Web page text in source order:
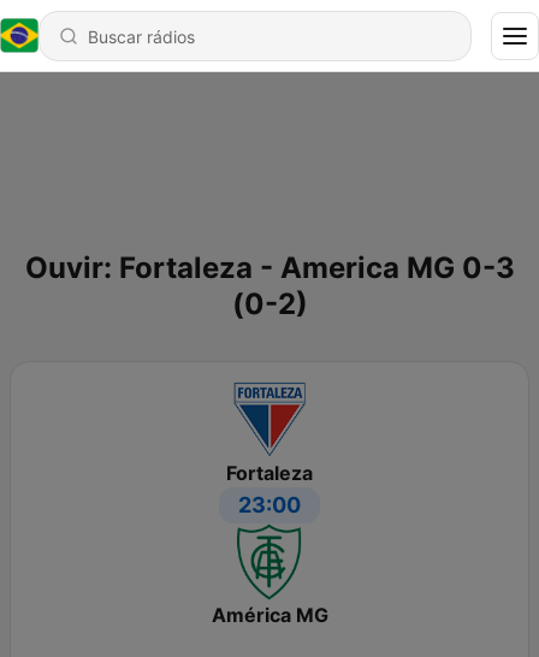
Ouvir: Fortaleza - America MG 0-3
(0-2)
Fortaleza
23:00
América MG